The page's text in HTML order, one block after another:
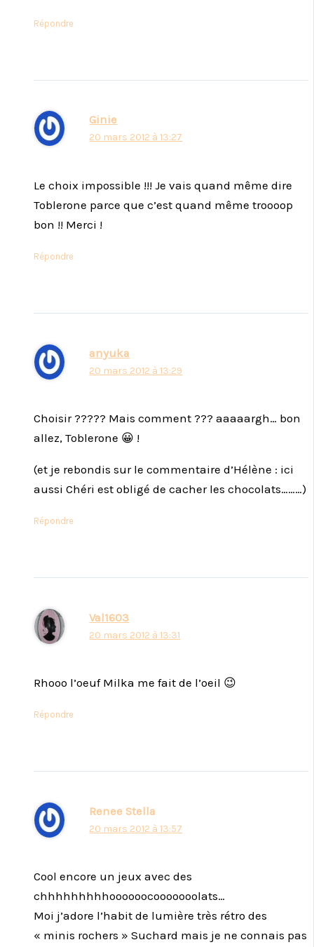
Répondre
Ginie
20 mars 2012 à 13:27
Le choix impossible !!! Je vais quand même dire
Toblerone parce que c’est quand même troooop
bon !! Merci !
Répondre
anyuka
20 mars 2012 à 13:29
Choisir ????? Mais comment ??? aaaaargh… bon
allez, Toblerone 😀 !
(et je rebondis sur le commentaire d’Hélène : ici
aussi Chéri est obligé de cacher les chocolats………)
Répondre
Val1603
20 mars 2012 à 13:31
Rhooo l’oeuf Milka me fait de l’oeil 😉
Répondre
Renee Stella
20 mars 2012 à 13:57
Cool encore un jeux avec des
chhhhhhhhhoooooocooooooolats…
Moi j’adore l’habit de lumière très rétro des
« minis rochers » Suchard mais je ne connais pas